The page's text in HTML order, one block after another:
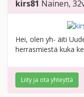
kirs81 Nainen,
Hei, olen yh- äiti
herrasmiestä kuka
Liity ja ota yhteyttä